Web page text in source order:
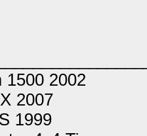
1500 2002
2007
1999